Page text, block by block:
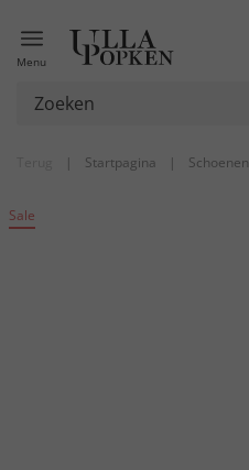
Menu
| Startpagina | Schoenen
Sale